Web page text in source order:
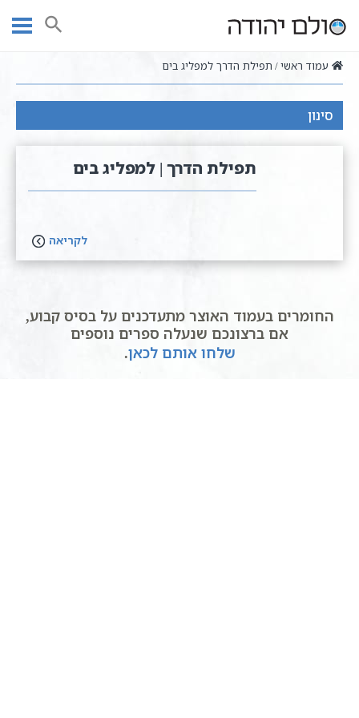
חיפוש
עמוד ראשי תפילת הדרך למפליג בים
תפילת הדרך | למפליג בים
לקריאה
החומרים בעמוד האוצר מתעדכנים על בסיס קבוע,
אם ברצונכם שנעלה ספרים נוספים
שלחו אותם לכאן.
סינון